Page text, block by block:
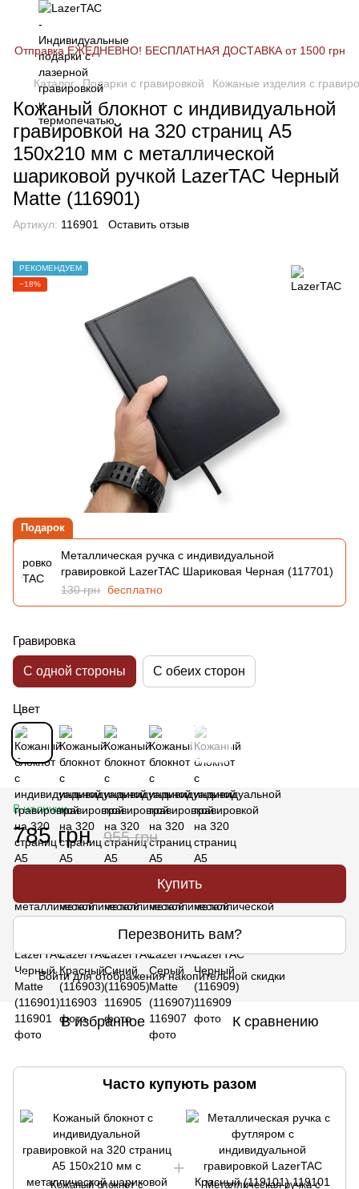
Отправка ЕЖЕДНЕВНО! БЕСПЛАТНАЯ ДОСТАВКА от 1500 грн
Каталог Подарки с гравировкой Кожаные изделия с
Кожаный блокнот с индивидуальной
гравировкой на 320 страниц А5
150х210 мм с металлической
шариковой ручкой LazerTAC Черный
Matte (116901)
Артикул: 116901 Оставить отзыв
РЕКОМЕНДУЕМ
−18%
Подарок
Металлическая ручка с индивидуальной
гравировкой LazerTAC Шариковая Черная (117701)
130 грн бесплатно
Гравировка
С одной стороны С обеих сторон
Цвет
В наличии
785 грн 955 грн
Купить
Перезвонить вам?
% Войтидля отображения накопительной скидки
В избранное К сравнению
Часто купують разом
Кожаный блокнот с
Металлическая ручка с